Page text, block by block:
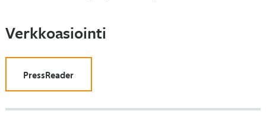
Verkkoasiointi
PressReader